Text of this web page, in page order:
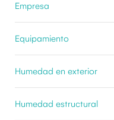
Empresa
Equipamiento
Humedad en exterior
Humedad estructural